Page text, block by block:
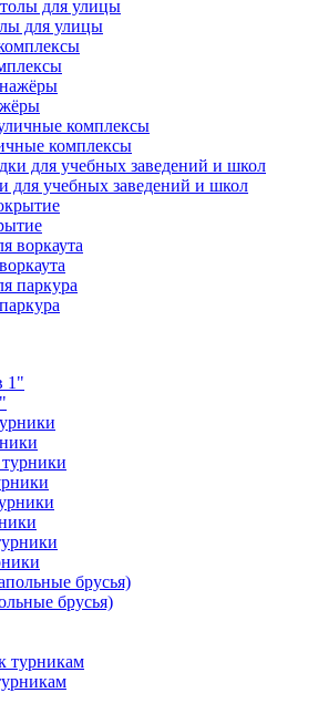
для улицы
комплексы
для учебных заведений и школ
брусья)